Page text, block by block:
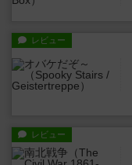
レビュー
レビュー